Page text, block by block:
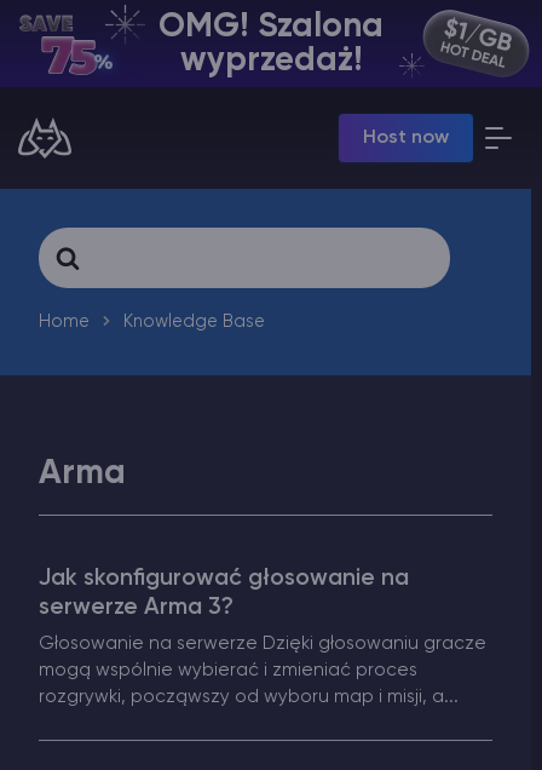
OMG! Szalona
wyprzedaż!
Host now
PL | USD
Manage your servers & payments
VPS Panel
Manage VPS server
Affiliate panel
Manage affiliates
Minecraft Hosting serwerów
Vintage Story Serwer Hosting
ARK Serwer Hosting
Gry
Search
For
Home Knowledge Base
Arma
Jak skonfigurować głosowanie na
serwerze Arma 3?
Głosowanie na serwerze Dzięki głosowaniu gracze
mogą wspólnie wybierać i zmieniać proces
rozgrywki, począwszy od wyboru map i misji, a...